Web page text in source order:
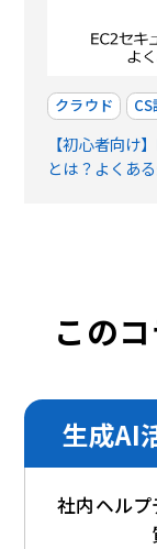
クラウド
【初心者向け
とは？よくあ
この
生成AI
社内ヘル